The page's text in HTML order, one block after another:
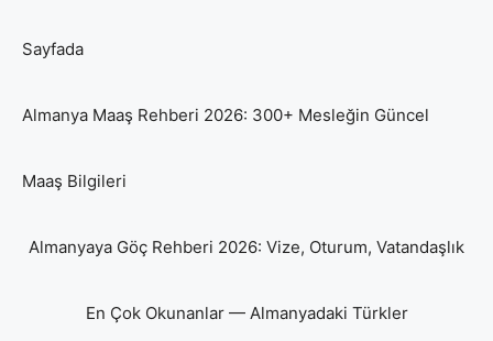
Sayfada
Almanya Maaş Rehberi 2026: 300+ Mesleğin Güncel
Maaş Bilgileri
Almanyaya Göç Rehberi 2026: Vize, Oturum, Vatandaşlık
En Çok Okunanlar — Almanyadaki Türkler